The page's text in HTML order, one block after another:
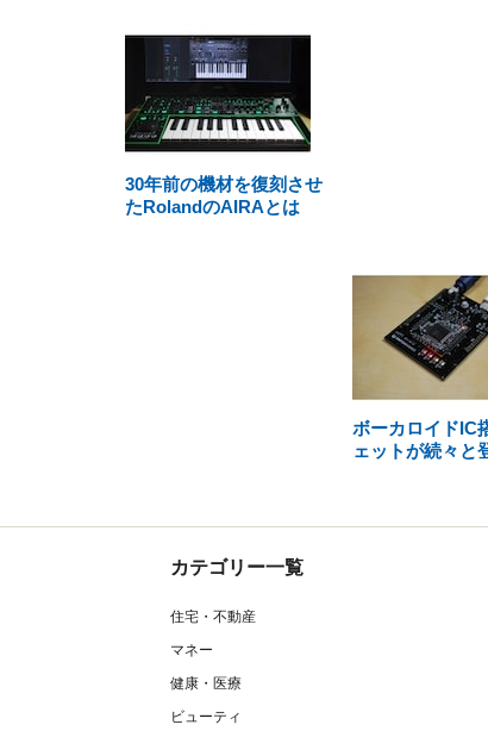
30年前の機材を復刻させ
たRolandのAIRAとは
ボーカロイドIC
ェットが続々と
カテゴリー一覧
住宅・不動産
マネー
健康・医療
ビューティ